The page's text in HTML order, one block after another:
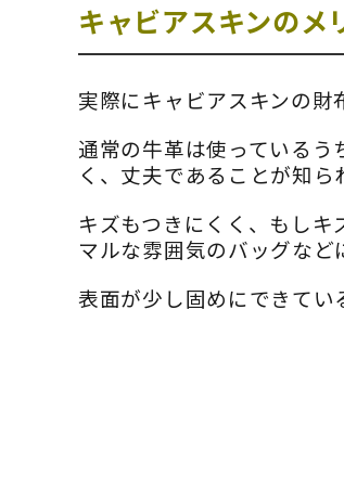
キャビアスキンのメ
実際にキャビアスキンの
通常の牛革は使っている
く、丈夫であることが知ら
キズもつきにくく、もし
マルな雰囲気のバッグなど
表面が少し固めにできてい